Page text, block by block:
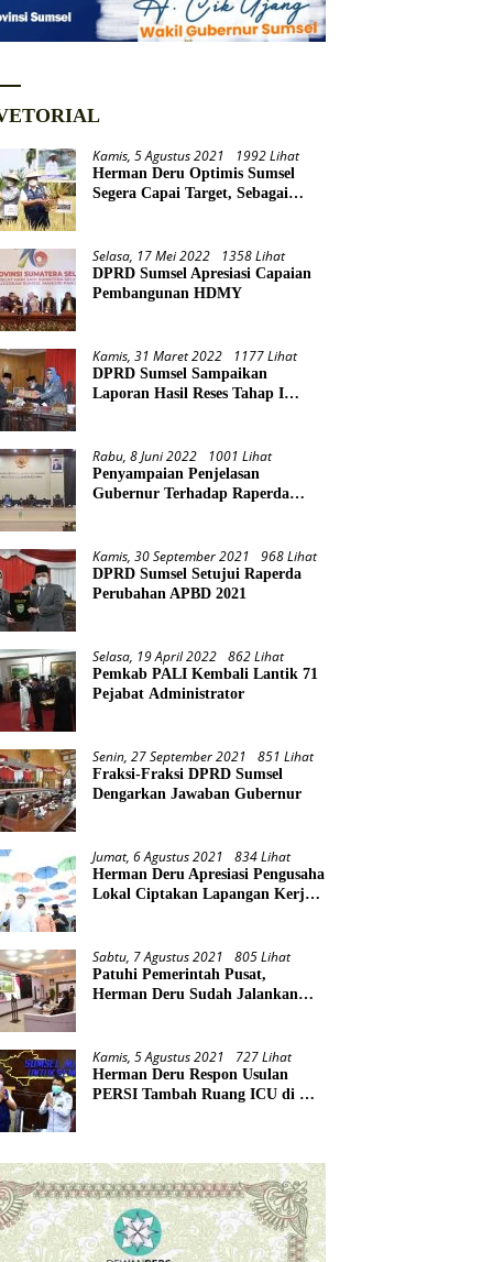
Kamis, 5 Agustus 2021 1992 Lihat
Herman Deru Optimis Sumsel
Segera Capai Target, Sebagai
Selasa, 17 Mei 2022 1358 Lihat
DPRD Sumsel Apresiasi Capaian
Pembangunan HDMY
Kamis, 31 Maret 2022 1177 Lihat
DPRD Sumsel Sampaikan
Laporan Hasil Reses Tahap I
Rabu, 8 Juni 2022 1001 Lihat
Penyampaian Penjelasan
Gubernur Terhadap Raperda
Kamis, 30 September 2021 968 Lihat
DPRD Sumsel Setujui Raperda
Perubahan APBD 2021
Selasa, 19 April 2022 862 Lihat
Pemkab PALI Kembali Lantik 71
Pejabat Administrator
Senin, 27 September 2021 851 Lihat
Fraksi-Fraksi DPRD Sumsel
Dengarkan Jawaban Gubernur
Jumat, 6 Agustus 2021 834 Lihat
Herman Deru Apresiasi Pengusaha
Lokal Ciptakan Lapangan Kerja
Sabtu, 7 Agustus 2021 805 Lihat
Patuhi Pemerintah Pusat,
Herman Deru Sudah Jalankan
Kamis, 5 Agustus 2021 727 Lihat
Herman Deru Respon Usulan
PERSI Tambah Ruang ICU di RS